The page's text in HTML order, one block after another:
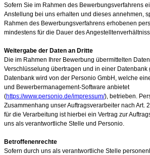
Sofern Sie im Rahmen des Bewerbungsverfahrens
Anstellung bei uns erhalten und dieses annehmen,
Rahmen des Bewerbungsverfahrens erhobenen
mindestens für die Dauer des
Weitergabe der Daten an Dritte
Die im Rahmen Ihrer Bewerbung übermittelten
Verschlüsselung übertragen und in einer Datenbank
Datenbank wird von der Personio GmbH, welche
und Bewerbermanagement-Software anbietet
(https://www.personio.de/impressum/), betrieben.
Zusammenhang unser Auftragsverarbeiter nach Art.
für die Verarbeitung ist hierbei ein Vertrag zur
uns als verantwortliche Stelle und Personio.
Betroffenenrechte
Sofern durch uns als verantwortliche Stelle